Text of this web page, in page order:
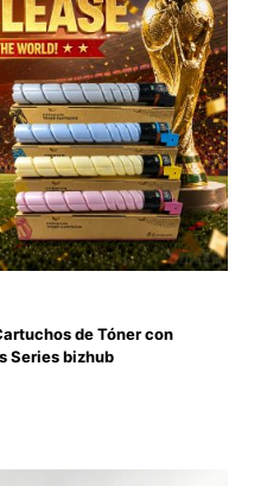
de Tóner con
Series bizhub